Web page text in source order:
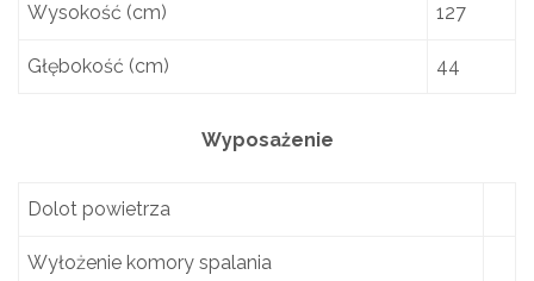
Wysokość (cm) 127
Głębokość (cm) 44
Wyposażenie
Dolot powietrza
Wyłożenie komory spalania